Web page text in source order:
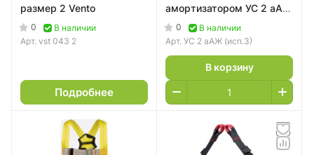
размер 2 Vento
0
В наличии
Арт. vst 043 2
Подробнее
амортизатором УС 2 аАЖ
(исп.3) | Прогресс Сефети
0
В наличии
Арт. УС 2 аАЖ (исп.3)
В корзину